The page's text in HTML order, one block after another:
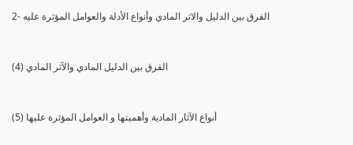
2- الفرق بين الدليل والاثر المادي وأنواع الأدلة والعوامل المؤثرة عليه
(4) الفرق بين الدليل المادي والآثر المادي
(5) أنواع الآثار المادية وأهميتها و العوامل المؤثرة عليها